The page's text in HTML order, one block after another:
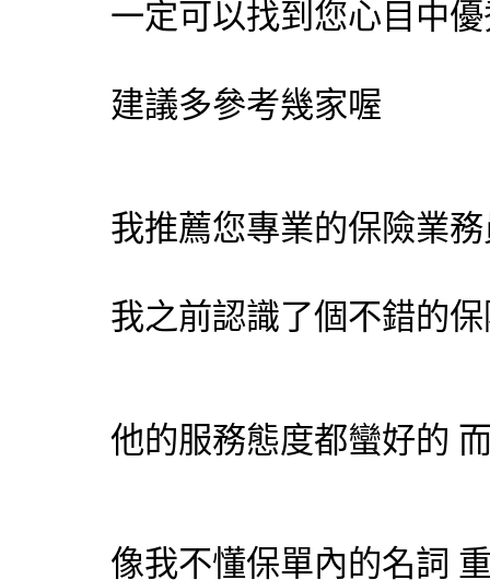
一定可以找到您心目中
建議多參考幾家喔
我推薦您專業的保險業務
我之前認識了個不錯的
他的服務態度都蠻好的
像我不懂保單內的名詞